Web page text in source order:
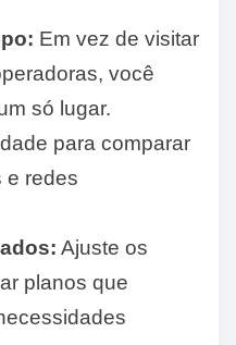
Em vez de visitar
você
só lugar.
para comparar
e redes
Ajuste os
planos que